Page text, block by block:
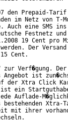
den Prepaid-
im Netz von T-
eine SMS
Festnetz
19 Cent pro
Der Versand
Cent.
zur Verf�gung.
Angebot ist
der Xtra Click
ein
Auflade-
bestehenden Xtra-
mit ihrer
wechseln.